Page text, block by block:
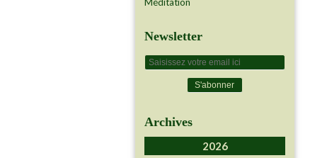
Newsletter
Archives
2026